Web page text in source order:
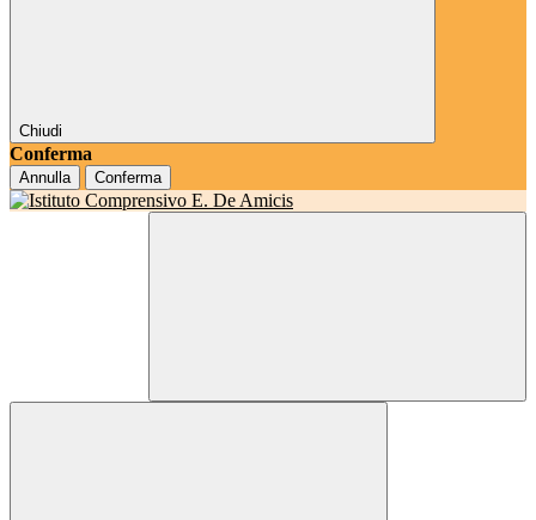
Chiudi
Conferma
Annulla Conferma